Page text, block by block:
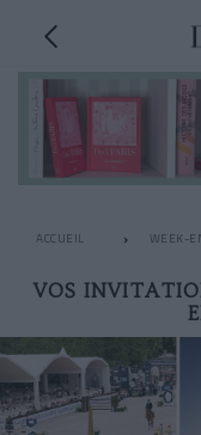
ACCUEIL WEEK-
VOS